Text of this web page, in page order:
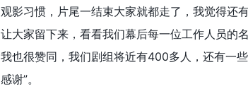
观影习惯，片尾一结束大家就都走了，我觉得还
让大家留下来，看看我们幕后每一位工作人员的
我也很赞同，我们剧组将近有400多人，还有一
感谢”。